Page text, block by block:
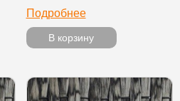
Подробнее
В корзину